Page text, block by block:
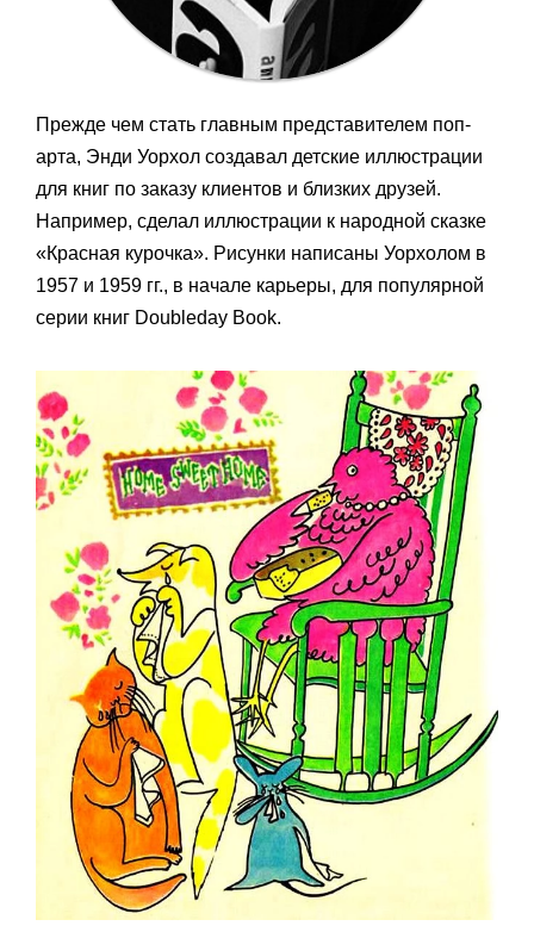
Прежде чем стать главным представителем поп-
арта, Энди Уорхол создавал детские иллюстрации
для книг по заказу клиентов и близких друзей.
Например, сделал иллюстрации к народной сказке
«Красная курочка». Рисунки написаны Уорхолом в
1957 и 1959 гг., в начале карьеры, для популярной
серии книг Doubleday Book.